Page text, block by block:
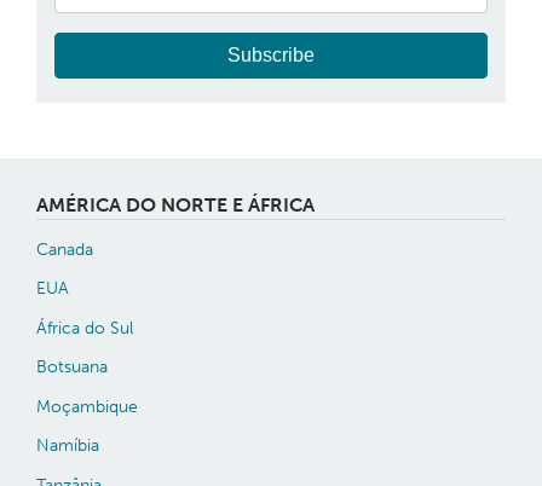
Subscribe
AMÉRICA DO NORTE E ÁFRICA
Canada
EUA
África do Sul
Botsuana
Moçambique
Namíbia